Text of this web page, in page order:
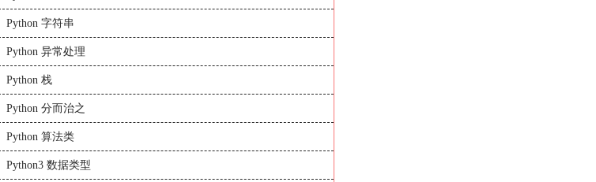
Python 字符串
Python 异常处理
Python 栈
Python 分而治之
Python 算法类
Python3 数据类型